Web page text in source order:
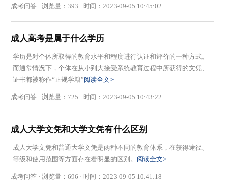
成考问答 · 浏览量：393 · 时间：2023-09-05 10:45:02
成人高考是属于什么学历
学历是对个体所取得的教育水平和程度进行认证和评价的一种方式。
而通常情况下，个体在从小到大接受系统教育过程中所获得的文凭、
证书都被称作“正规学籍”阅读全文>
成考问答 · 浏览量：725 · 时间：2023-09-05 10:43:22
成人大学文凭和大学文凭有什么区别
成人大学文凭和普通大学文凭是两种不同的教育体系，在获得途径、
等级和使用范围等方面存在着明显的区别。 阅读全文>
成考问答 · 浏览量：696 · 时间：2023-09-05 10:41:18